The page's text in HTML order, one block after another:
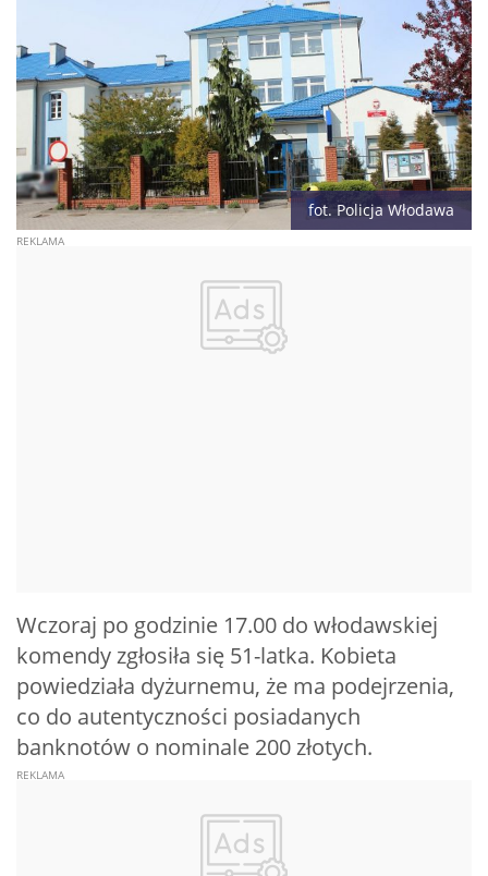
fot. Policja Włodawa
Wczoraj po godzinie 17.00 do włodawskiej
komendy zgłosiła się 51-latka. Kobieta
powiedziała dyżurnemu, że ma podejrzenia,
co do autentyczności posiadanych
banknotów o nominale 200 złotych.